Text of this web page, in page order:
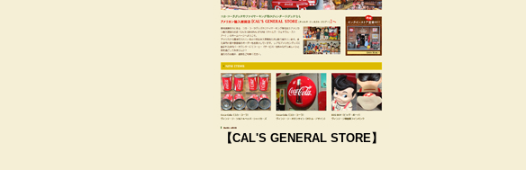
【CAL'S GENERAL STORE】